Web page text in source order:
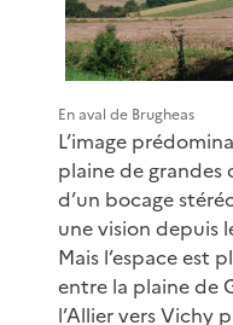
En aval de Brugheas
L’image
plaine de grandes
d’un bocage
une vision depuis
Mais l’espace est
entre la plaine de
l’Allier vers Vichy